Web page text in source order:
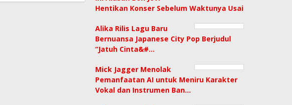
Hentikan Konser Sebelum Waktunya Usai
Alika Rilis Lagu Baru
Bernuansa Japanese City Pop Berjudul
“Jatuh Cinta&#…
Mick Jagger Menolak
Pemanfaatan AI untuk Meniru Karakter
Vokal dan Instrumen Ban…